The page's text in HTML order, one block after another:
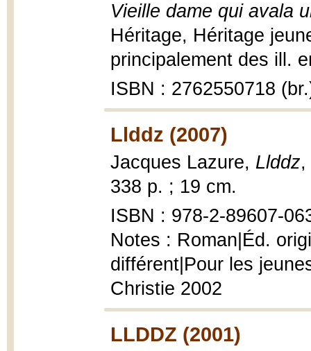
Vieille dame qui avala
Héritage, Héritage
principalement des ill.
ISBN : 2762550718
Llddz (2007)
Jacques Lazure, Llddz,
338 p. ; 19 cm.
ISBN : 978-2-89607-
Notes : Roman|Éd.
différent|Pour les
Christie 2002
LLDDZ (2001)